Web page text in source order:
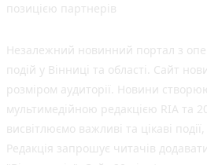
позицією партнерів
Незалежний новинний портал з
подій у Вінниці та області. Сайт
розміром аудиторії. Новини
мультимедійною редакцією RIA та
висвітлюємо важливі та цікаві
Редакція запрошує читачів